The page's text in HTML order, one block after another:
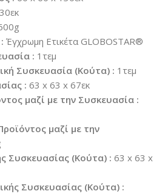
Έγχρωμη Ετικέτα GLOBOSTAR®
: 1τεμ
Συσκευασία (Κούτα) : 1τεμ
: 63 x 63 x 67εκ
μαζί με την Συσκευασία :
μαζί με την
Συσκευασίας (Κούτα) : 63 x 63 x
Συσκευασίας (Κούτα) :